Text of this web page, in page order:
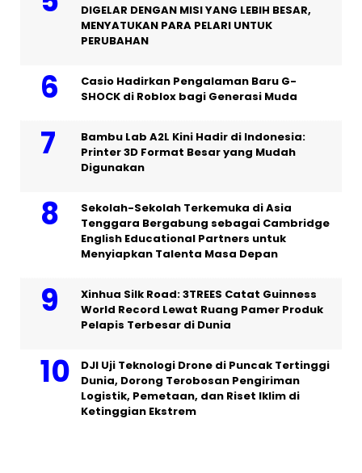
DIGELAR DENGAN MISI YANG LEBIH BESAR,
MENYATUKAN PARA PELARI UNTUK
PERUBAHAN
Casio Hadirkan Pengalaman Baru G-
SHOCK di Roblox bagi Generasi Muda
Bambu Lab A2L Kini Hadir di Indonesia:
Printer 3D Format Besar yang Mudah
Digunakan
Sekolah-Sekolah Terkemuka di Asia
Tenggara Bergabung sebagai Cambridge
English Educational Partners untuk
Menyiapkan Talenta Masa Depan
Xinhua Silk Road: 3TREES Catat Guinness
World Record Lewat Ruang Pamer Produk
Pelapis Terbesar di Dunia
DJI Uji Teknologi Drone di Puncak Tertinggi
Dunia, Dorong Terobosan Pengiriman
Logistik, Pemetaan, dan Riset Iklim di
Ketinggian Ekstrem